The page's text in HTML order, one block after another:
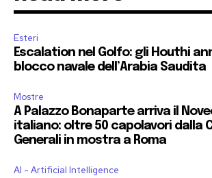
Esteri
Escalation nel Golfo: gli Houthi
blocco navale dell’Arabia Saudita
Mostre
A Palazzo Bonaparte arriva il
italiano: oltre 50 capolavori dalla
Generali in mostra a Roma
AI - Artificial Intelligence